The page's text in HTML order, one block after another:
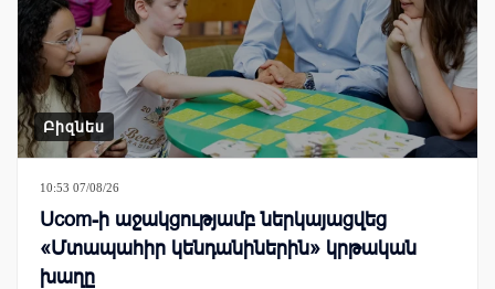
Բիզնես
10:53 07/08/26
Ucom-ի աջակցությամբ ներկայացվեց
«Մտապահիր կենդանիներին» կրթական
խաղը